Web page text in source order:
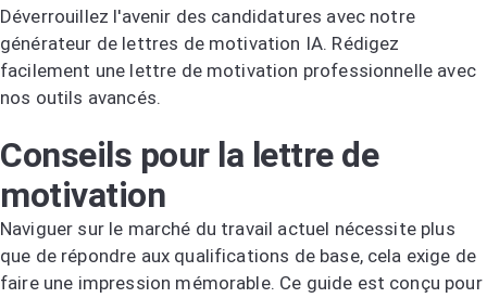
Déverrouillez l'avenir des candidatures avec notre
générateur de lettres de motivation IA. Rédigez
facilement une lettre de motivation professionnelle avec
nos outils avancés.
Conseils pour la lettre de
motivation
Naviguer sur le marché du travail actuel nécessite plus
que de répondre aux qualifications de base, cela exige de
faire une impression mémorable. Ce guide est conçu pour